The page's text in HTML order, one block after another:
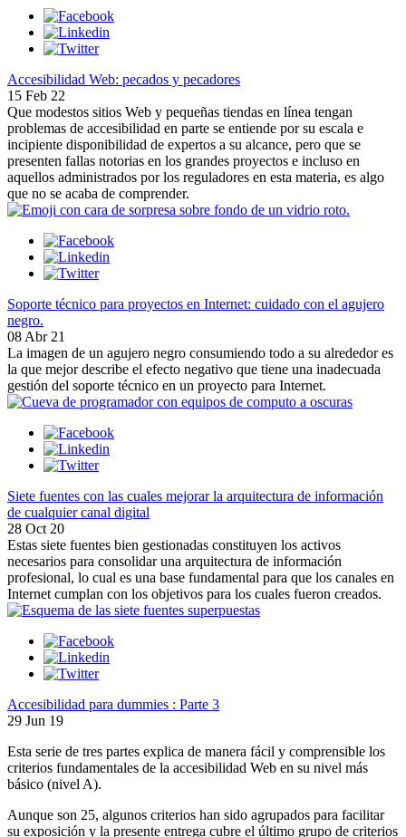
Accesibilidad Web: pecados y pecadores
15 Feb 22
Que modestos sitios Web y pequeñas tiendas en línea tengan
problemas de accesibilidad en parte se entiende por su escala e
incipiente disponibilidad de expertos a su alcance, pero que se
presenten fallas notorias en los grandes proyectos e incluso en
aquellos administrados por los reguladores en esta materia, es algo
que no se acaba de comprender.
Soporte técnico para proyectos en Internet: cuidado con el agujero
negro.
08 Abr 21
La imagen de un agujero negro consumiendo todo a su alrededor es
la que mejor describe el efecto negativo que tiene una inadecuada
gestión del soporte técnico en un proyecto para Internet.
Siete fuentes con las cuales mejorar la arquitectura de información
de cualquier canal digital
28 Oct 20
Estas siete fuentes bien gestionadas constituyen los activos
necesarios para consolidar una arquitectura de información
profesional, lo cual es una base fundamental para que los canales en
Internet cumplan con los objetivos para los cuales fueron creados.
Accesibilidad para dummies : Parte 3
29 Jun 19
Esta serie de tres partes explica de manera fácil y comprensible los
criterios fundamentales de la accesibilidad Web en su nivel más
básico (nivel A).
Aunque son 25, algunos criterios han sido agrupados para facilitar
su exposición y la presente entrega cubre el último grupo de criterios